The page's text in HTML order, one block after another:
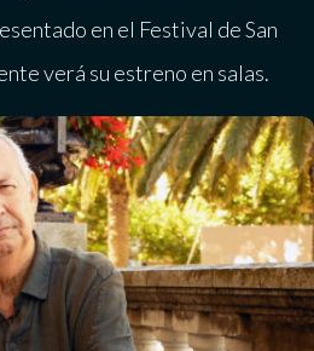
en el Festival de San
verá su estreno en salas.